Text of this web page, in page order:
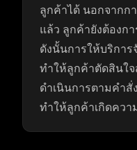
ลูกค้าได้ นอกจากก
แล้ว ลูกค้ายังต้องก
ดังนั้นการให้บริการ
ทำให้ลูกค้าตัดสินใจ
ดำเนินการตามคำสั่
ทำให้ลูกค้าเกิดคว